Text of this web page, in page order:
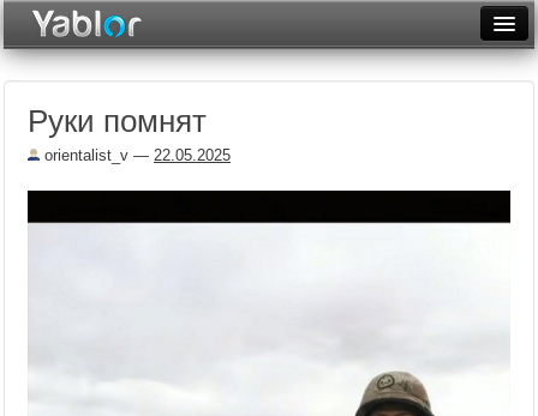
Руки помнят
orientalist_v — 22.05.2025